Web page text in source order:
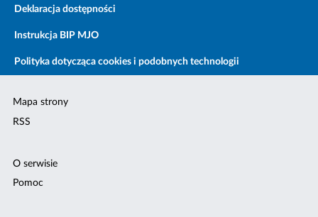
Deklaracja dostępności
Instrukcja BIP MJO
Polityka dotycząca cookies i podobnych technologii
Mapa strony
RSS
O serwisie
Pomoc